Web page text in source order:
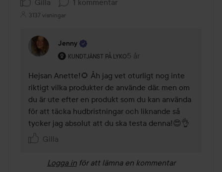
3137 visningar
Jenny
KUNDTJÄNST PÅ LYKO
Användarens roll: Kundtjänst på Lyko.
5 år
Kommentaren lades 5 år
Hejsan Anette!🌻 Åh jag vet oturligt nog inte
riktigt vilka produkter de använde där, men om
du är ute efter en produkt som du kan använda
för att täcka hudbristningar och liknande så
tycker jag absolut att du ska testa denna!😍👌
Gilla
Logga in för att lämna en kommentar